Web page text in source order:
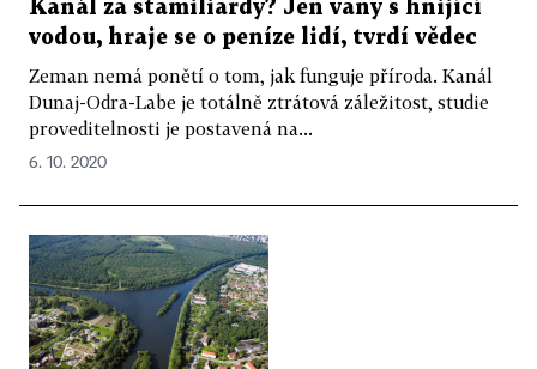
Kanál za stamiliardy? Jen vany s hnijící
vodou, hraje se o peníze lidí, tvrdí vědec
Zeman nemá ponětí o tom, jak funguje příroda. Kanál
Dunaj-Odra-Labe je totálně ztrátová záležitost, studie
proveditelnosti je postavená na...
6. 10. 2020